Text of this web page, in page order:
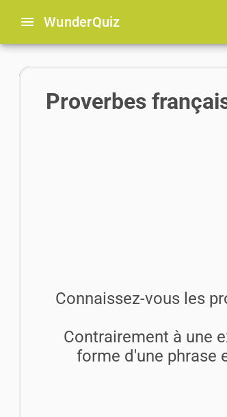
menu WunderQuiz
Proverbes
Connaissez-vous les
Contrairement à une
forme d'une phrase